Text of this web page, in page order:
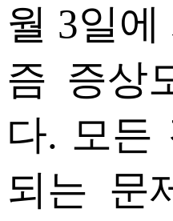
월 3일
즘 증상
다. 모든
되는 문